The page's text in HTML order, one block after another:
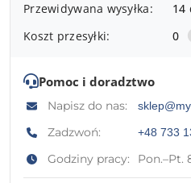
dostawa
Przewidywana wysyłka:
14
Koszt przesyłki:
0
Pomoc i doradztwo
Napisz do nas:
Zadzwoń: +48 733
Godziny pracy: Pon.–Pt.